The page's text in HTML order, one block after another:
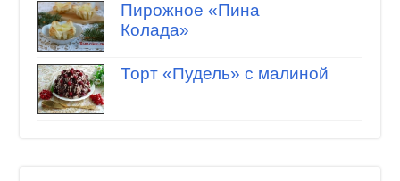
Пирожное «Пина
Колада»
Торт «Пудель» с малиной